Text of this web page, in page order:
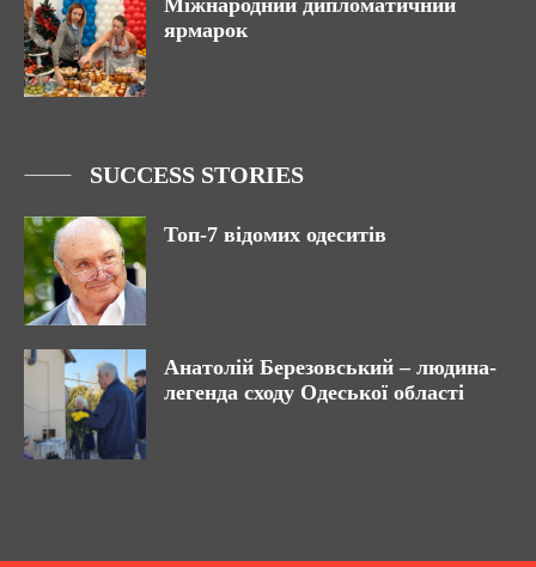
ярмарок
SUCCESS STORIES
Топ-7 відомих одеситів
Анатолій Березовський – людина-
легенда сходу Одеської області